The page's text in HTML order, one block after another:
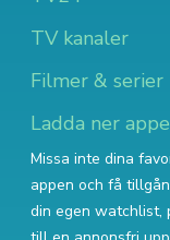
TV kanaler
Filmer & serier
Ladda ner
Missa inte dina
appen och få
din egen watchlist,